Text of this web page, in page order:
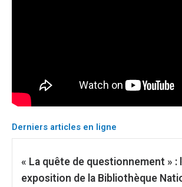
Derniers articles en ligne
« La quête de questionnement » :
exposition de la Bibliothèque